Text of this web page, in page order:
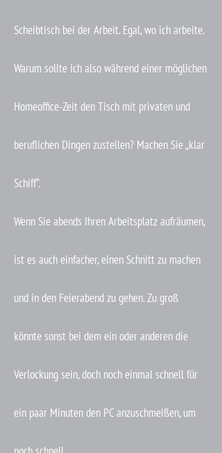
Scheibtisch bei der Arbeit. Egal, wo ich arbeite.
Warum sollte ich also während einer möglichen
Homeoffice-Zeit den Tisch mit privaten und
beruflichen Dingen zustellen? Machen Sie „klar
Schiff“.
Wenn Sie abends Ihren Arbeitsplatz aufräumen,
ist es auch einfacher, einen Schnitt zu machen
und in den Feierabend zu gehen. Zu groß
könnte sonst bei dem ein oder anderen die
Verlockung sein, doch noch einmal schnell für
ein paar Minuten den PC anzuschmeißen, um